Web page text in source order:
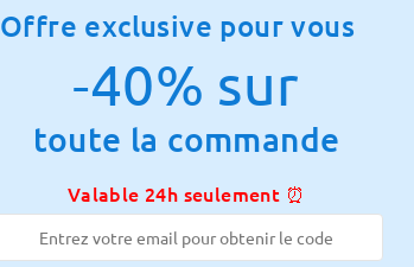
Offre exclusive pour vous
-40% sur
toute la commande
Valable 24h seulement ⏰